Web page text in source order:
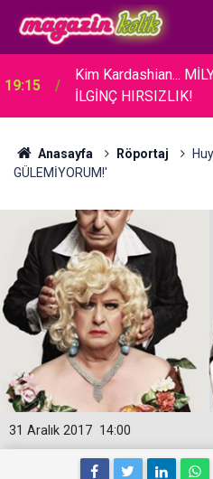
19:15
Kim Kardashian...
İLGİNÇ HIRSIZLIK!
Anasayfa Röportaj
GÜLEMİYORUM!'
14:00
31 Aralık 2017